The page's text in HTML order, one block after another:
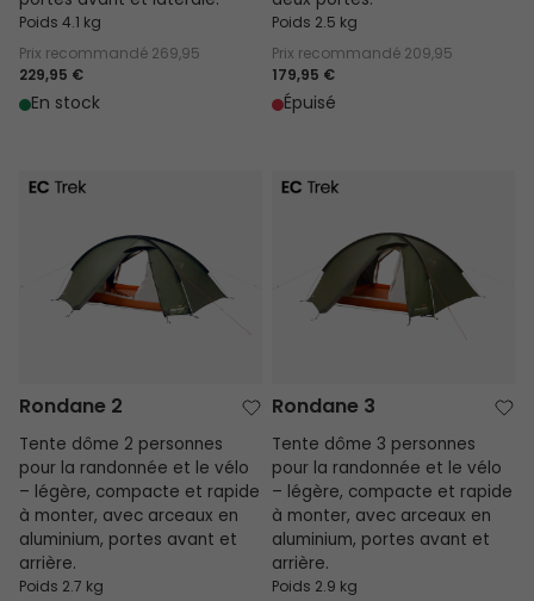
Poids 4.1 kg
Prix recommandé 269,95
229,95 €
En stock
Poids 2.5 kg
Prix recommandé 209,95
179,95 €
Épuisé
Rondane 2
Rondane 2
Tente dôme 2 personnes
pour la randonnée et le vélo
– légère, compacte et rapide
à monter, avec arceaux en
aluminium, portes avant et
arrière.
Poids 2.7 kg
Rondane 3
Rondane 3
Tente dôme 3 personnes
pour la randonnée et le vélo
– légère, compacte et rapide
à monter, avec arceaux en
aluminium, portes avant et
arrière.
Poids 2.9 kg